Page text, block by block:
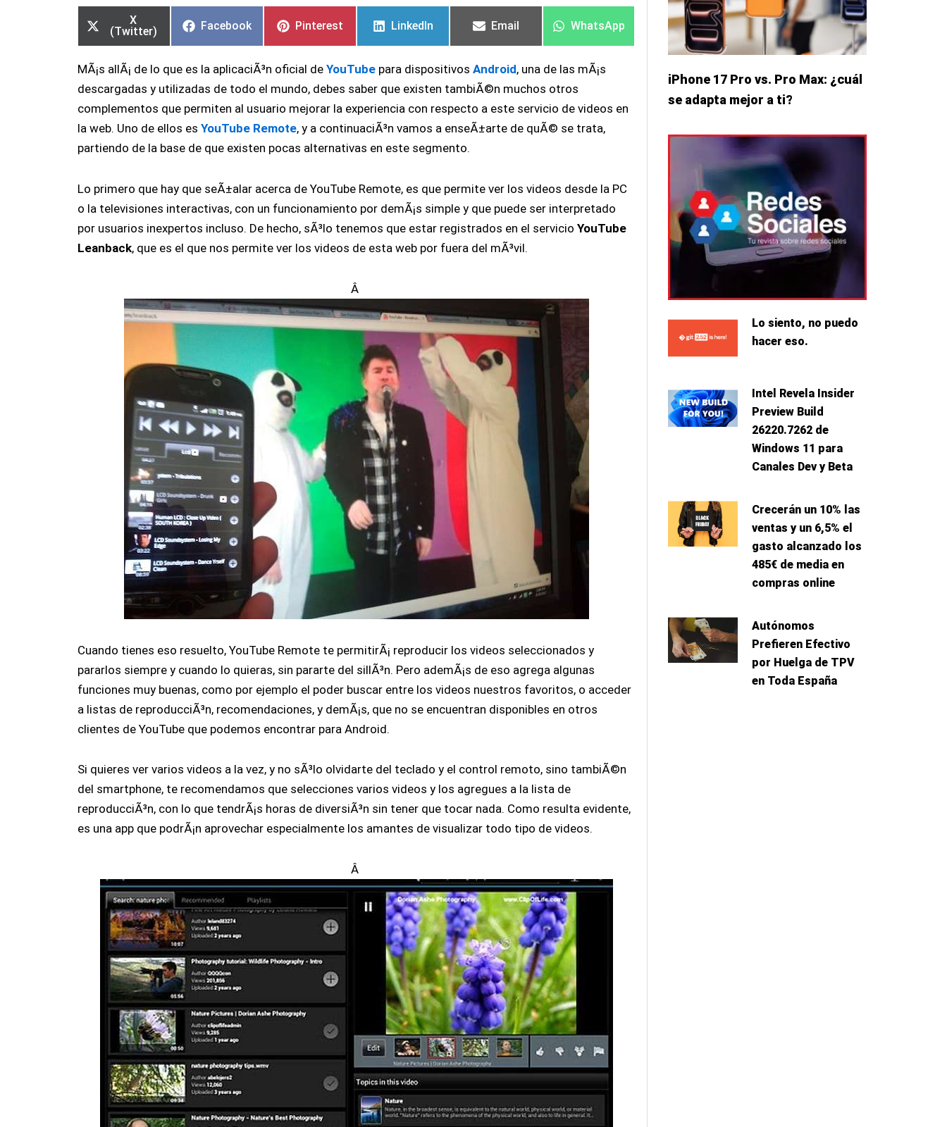
en
X
(Twitter)
en
Facebook
en
Pinterest
en
LinkedIn
en
Email
en
WhatsApp
MÃ¡s allÃ¡ de lo que es la aplicaciÃ³n oficial deYouTube para dispositivosAndroid, una de las mÃ¡s
descargadas y utilizadas de todo el mundo, debes saber que existen tambiÃ©n muchos otros
complementos que permiten al usuario mejorar la experiencia con respecto a este servicio de videos en
la web. Uno de ellos esYouTube Remote, y a continuaciÃ³n vamos a enseÃ±arte de quÃ© se trata,
partiendo de la base de que existen pocas alternativas en este segmento.
Lo primero que hay que seÃ±alar acerca de YouTube Remote, es que permite ver los videos desde la PC
o la televisiones interactivas, con un funcionamiento por demÃ¡s simple y que puede ser interpretado
por usuarios inexpertos incluso. De hecho, sÃ³lo tenemos que estar registrados en el servicioYouTube
Leanback, que es el que nos permite ver los videos de esta web por fuera del mÃ³vil.
Â
Cuando tienes eso resuelto, YouTube Remote te permitirÃ¡ reproducir los videos seleccionados y
pararlos siempre y cuando lo quieras, sin pararte del sillÃ³n. Pero ademÃ¡s de eso agrega algunas
funciones muy buenas, como por ejemplo el poder buscar entre los videos nuestros favoritos, o acceder
a listas de reproducciÃ³n, recomendaciones, y demÃ¡s, que no se encuentran disponibles en otros
clientes de YouTube que podemos encontrar para Android.
Si quieres ver varios videos a la vez, y no sÃ³lo olvidarte del teclado y el control remoto, sino tambiÃ©n
del smartphone, te recomendamos que selecciones varios videos y los agregues a la lista de
reproducciÃ³n, con lo que tendrÃ¡s horas de diversiÃ³n sin tener que tocar nada. Como resulta evidente,
es una app que podrÃ¡n aprovechar especialmente los amantes de visualizar todo tipo de videos.
Â
en
en
en
en
en
en
iPhone 17 Pro vs. Pro Max: ¿cuál
se adapta mejor a ti?
Lo siento, no puedo
hacer eso.
Intel Revela Insider
Preview Build
26220.7262 de
Windows 11 para
Canales Dev y Beta
Crecerán un 10% las
ventas y un 6,5% el
gasto alcanzado los
485€ de media en
compras online
Autónomos
Prefieren Efectivo
por Huelga de TPV
en Toda España